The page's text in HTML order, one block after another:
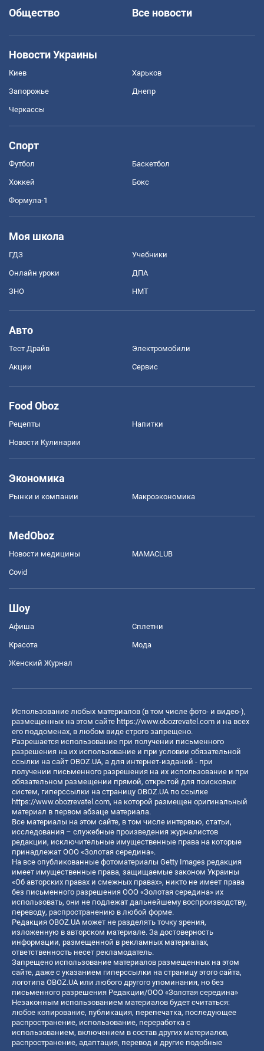
Общество
Все новости
Новости Украины
Киев Харьков
Запорожье Днепр
Черкассы
Спорт
Футбол Баскетбол
Хоккей Бокс
Формула-1
Моя школа
ГДЗ Учебники
Онлайн уроки ДПА
ЗНО НМТ
Авто
Тест Драйв Электромобили
Акции Сервис
Food Oboz
Рецепты Напитки
Новости Кулинарии
Экономика
Рынки и компании Mакроэкономика
MedOboz
Новости медицины MAMACLUB
Covid
Шоу
Афиша Сплетни
Красота Мода
Женский Журнал
Использование любых материалов (в том числе фото- и видео-),
размещенных на этом сайте https://www.obozrevatel.com и на всех
его поддоменах, в любом виде строго запрещено.
Разрешается использование при получении письменного
разрешения на их использование и при условии обязательной
ссылки на сайт OBOZ.UA, а для интернет-изданий - при
получении письменного разрешения на их использование и при
обязательном размещении прямой, открытой для поисковых
систем, гиперссылки на страницу OBOZ.UA по ссылке
https://www.obozrevatel.com, на которой размещен оригинальный
материал в первом абзаце материала.
Все материалы на этом сайте, в том числе интервью, статьи,
исследования – служебные произведения журналистов
редакции, исключительные имущественные права на которые
принадлежат ООО «Золотая середина».
На все опубликованные фотоматериалы Getty Images редакция
имеет имущественные права, защищаемые законом Украины
«Об авторских правах и смежных правах», никто не имеет права
без письменного разрешения ООО «Золотая середина» их
использовать, они не подлежат дальнейшему воспроизводству,
переводу, распространению в любой форме.
Редакция OBOZ.UA может не разделять точку зрения,
изложенную в авторском материале. За достоверность
информации, размещенной в рекламных материалах,
ответственность несет рекламодатель.
Запрещено использование материалов размещенных на этом
сайте, даже с указанием гиперссылки на страницу этого сайта,
логотипа OBOZ.UA или любого другого упоминания, но без
письменного разрешения Редакции/ООО «Золотая середина»
Незаконным использованием материалов будет считаться:
любое копирование, публикация, перепечатка, последующее
распространение, использование, переработка с
использованием, включением в состав других материалов,
распространение, адаптация, перевод и другие подобные